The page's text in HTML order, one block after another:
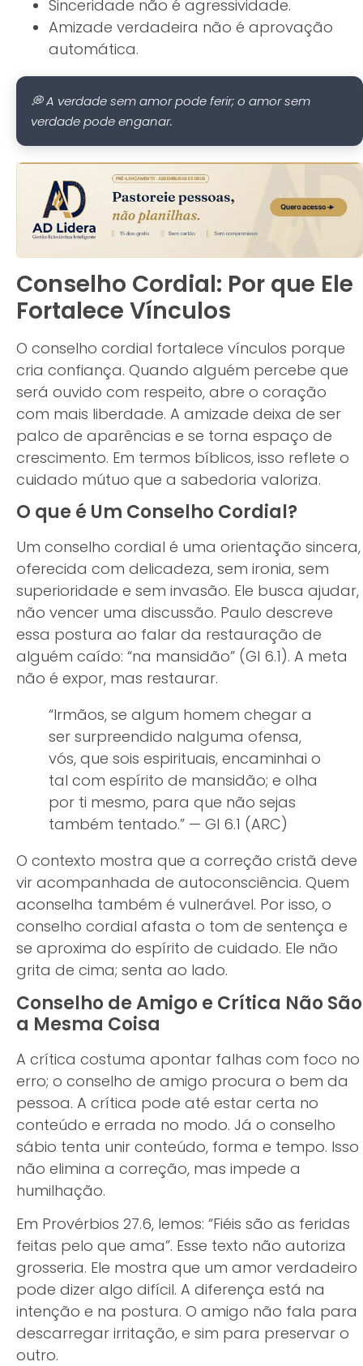
Sinceridade não é agressividade.
Amizade verdadeira não é aprovação
automática.
💭 A verdade sem amor pode ferir; o amor sem
verdade pode enganar.
Conselho Cordial: Por que Ele
Fortalece Vínculos
O conselho cordial fortalece vínculos porque
cria confiança. Quando alguém percebe que
será ouvido com respeito, abre o coração
com mais liberdade. A amizade deixa de ser
palco de aparências e se torna espaço de
crescimento. Em termos bíblicos, isso reflete o
cuidado mútuo que a sabedoria valoriza.
O que é Um Conselho Cordial?
Um conselho cordial é uma orientação sincera,
oferecida com delicadeza, sem ironia, sem
superioridade e sem invasão. Ele busca ajudar,
não vencer uma discussão. Paulo descreve
essa postura ao falar da restauração de
alguém caído: “na mansidão” (Gl 6.1). A meta
não é expor, mas restaurar.
“Irmãos, se algum homem chegar a
ser surpreendido nalguma ofensa,
vós, que sois espirituais, encaminhai o
tal com espírito de mansidão; e olha
por ti mesmo, para que não sejas
também tentado.” — Gl 6.1 (ARC)
O contexto mostra que a correção cristã deve
vir acompanhada de autoconsciência. Quem
aconselha também é vulnerável. Por isso, o
conselho cordial afasta o tom de sentença e
se aproxima do espírito de cuidado. Ele não
grita de cima; senta ao lado.
Conselho de Amigo e Crítica Não São
a Mesma Coisa
A crítica costuma apontar falhas com foco no
erro; o conselho de amigo procura o bem da
pessoa. A crítica pode até estar certa no
conteúdo e errada no modo. Já o conselho
sábio tenta unir conteúdo, forma e tempo. Isso
não elimina a correção, mas impede a
humilhação.
Em Provérbios 27.6, lemos: “Fiéis são as feridas
feitas pelo que ama”. Esse texto não autoriza
grosseria. Ele mostra que um amor verdadeiro
pode dizer algo difícil. A diferença está na
intenção e na postura. O amigo não fala para
descarregar irritação, e sim para preservar o
outro.